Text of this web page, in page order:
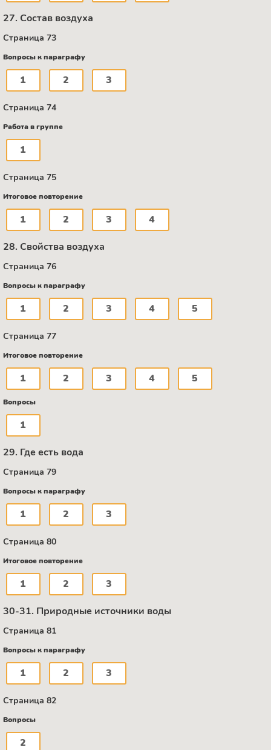
27. Состав воздуха
Страница 73
Вопросы к параграфу
1 2 3
Страница 74
Работа в группе
1
Страница 75
Итоговое повторение
1 2 3 4
28. Свойства воздуха
Страница 76
Вопросы к параграфу
1 2 3 4 5
Страница 77
Итоговое повторение
1 2 3 4 5
Вопросы
1
29. Где есть вода
Страница 79
Вопросы к параграфу
1 2 3
Страница 80
Итоговое повторение
1 2 3
30-31. Природные источники воды
Страница 81
Вопросы к параграфу
1 2 3
Страница 82
Вопросы
2